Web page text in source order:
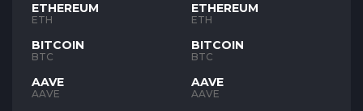
ETHEREUM
ETH
BITCOIN
BTC
AAVE
AAVE
ETHEREUM
ETH
BITCOIN
BTC
AAVE
AAVE